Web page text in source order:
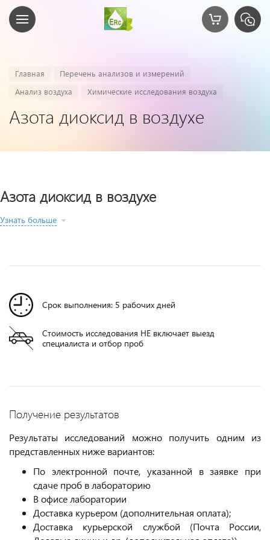
Главная
Перечень анализов и измерений
Анализ воздуха
Химические исследования воздуха
Азота диоксид в воздухе
Азота диоксид в воздухе
Узнать больше
Срок выполнения: 5 рабочих дней
Стоимость исследования НЕ включает выезд
специалиста и отбор проб
Получение результатов
Результаты исследований можно получить одним из
представленных ниже вариантов:
По электронной почте, указанной в заявке при
сдаче проб в лабораторию
В офисе лаборатории
Доставка курьером (дополнительная оплата);
Доставка курьерской службой (Почта России,